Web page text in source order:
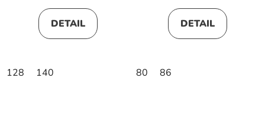
DETAIL
128 140
DETAIL
80 86